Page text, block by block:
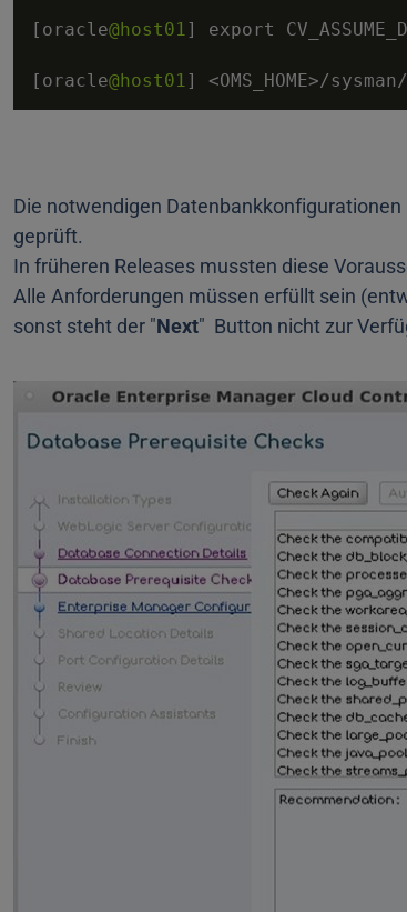
[oracle@host01 ] export
[oracle@host01 ] <OMS_HOME>/sysman /
Die notwendigen
geprüft.
In früheren Releases mussten diese
Alle Anforderungen müssen erfüllt sein
sonst steht der "Next" Button nicht zur